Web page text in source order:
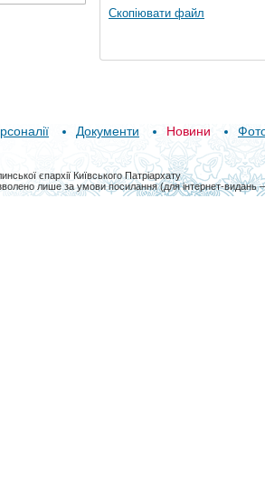
Скопіювати файл
Документи Новини
єпархії Київського Патріархату
лише за умови посилання (для інтернет-видань